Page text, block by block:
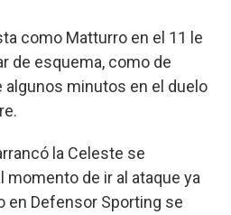
como Matturro en el 11 le
de esquema, como de
algunos minutos en el duelo
la Celeste se
de ir al ataque ya
en Defensor Sporting se